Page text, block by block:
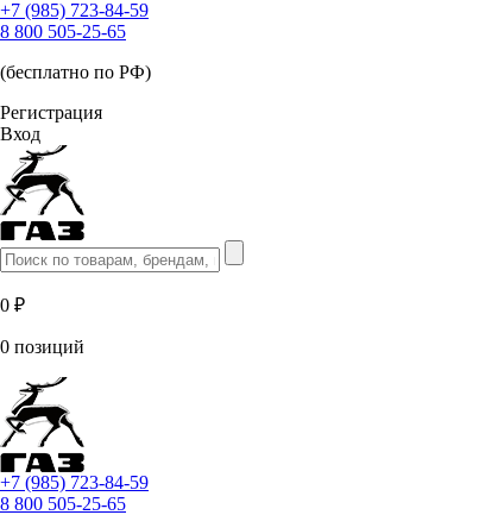
+7 (985) 723-84-59
8 800 505-25-65
(бесплатно по РФ)
Регистрация
Вход
0 ₽
0 позиций
+7 (985) 723-84-59
8 800 505-25-65